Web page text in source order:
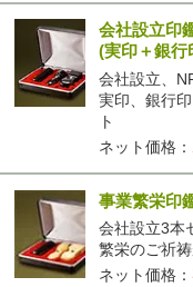
会社設立印
(実印＋銀行
会社設立、
実印、銀行
ト
ネット価格：
事業繁栄印
会社設立3本
繁栄のご祈
ネット価格：